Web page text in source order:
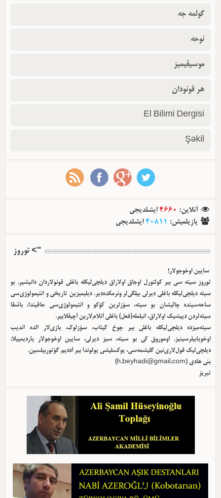
گولمه جه
نوحه
موسیقیمیز
هر قونودان
El Bilimi Dergisi
Şəkil
آنلاین:
4660ایشلدیجی
یازیلمیش:
40811ایشلدیجی
"> توروز
سایین اوخوجولار!
توروز سیته سی بیر کولتورل اوجاق اولا‌راق دیلچی‌لیکله باغلی قونولاردان دانیشیر. بو
سیته دیلچی‌لیکله باغلی دیرلی بیلگی‌لر وئرمکده‌دیر. دیلیمیزین تاریخی و ائتیمولوژی‌سی
ساحه‌سینده چالیشان بو سیته، سؤزلرین کؤکو و ائتیمولوژی‌سی حاقیندا، باشقا
سیته‌لردن دییشیک اولا‌راق، ائیلمله(فعل) باغلی آنلام‌لارین آچیقلاییر.
سیته‌میزده دیلچی‌لیکله باغلی بیر چوخ کیتاب، سؤزلوک، یازی‌لار الده ائدیب
اوخویابیلرسینیز. اوموروق کی بو سیته، سیز دیرلی، سایین اوخوجولار یاردیمییلا،
دیلچی‌لیک قول‌لاری‌نین گلیشمه‌سی، یوکسلیشی یولوندا بیر آددیم گؤتوربیلسین.
بئی هادی (h.beyhadi@gmail.com
)
تبریز